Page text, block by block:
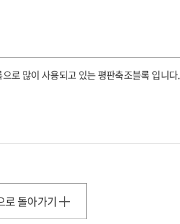
로 많이 사용되고 있는 평판축조블록 입니다.
로 돌아가기